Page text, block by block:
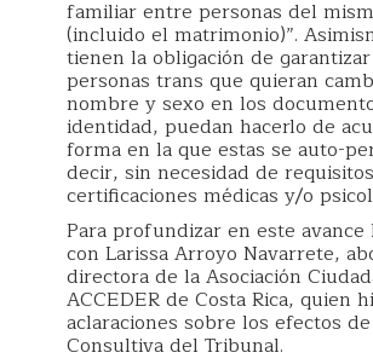
familiar entre personas del
(incluido el matrimonio)”.
tienen la obligación de
personas trans que quieran
nombre y sexo en los
identidad, puedan hacerlo de
forma en la que estas se auto-
decir, sin necesidad de
certificaciones médicas y/o
Para profundizar en este avance
con Larissa Arroyo Navarrete,
directora de la Asociación
ACCEDER de Costa Rica, quien
aclaraciones sobre los efectos
Consultiva del Tribunal.